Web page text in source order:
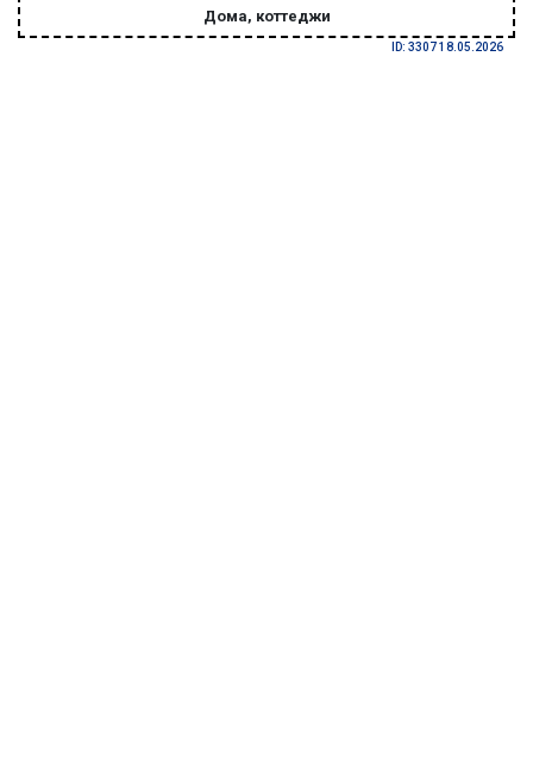
Дома, коттеджи
ID: 3307 18.05.2026